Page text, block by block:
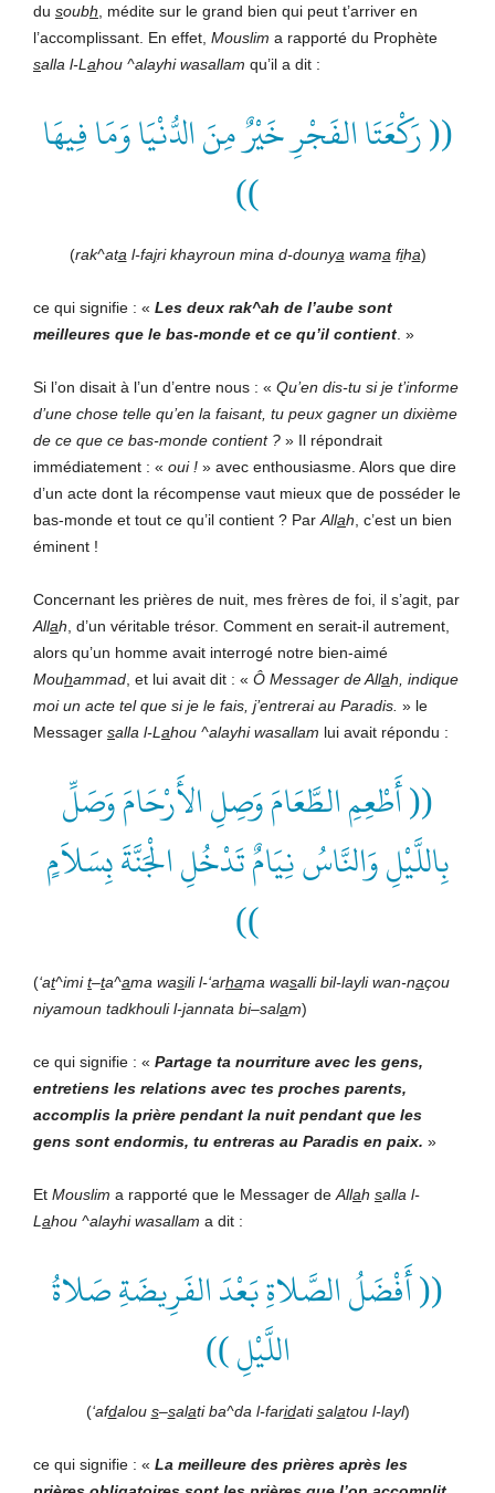
du soubh , médite sur le grand bien qui peut t’arriver en
l’accomplissant. En effet, Mouslim a rapporté du Prophète
salla l-L ahou ^alayhi wasallam qu’il a dit :
(( رَكْعَتَا الفَجْرِ خَيْرٌ مِنَ الدُّنْيَا وَمَا فِيهَا
))
(rak^ata l-fajri khayroun mina d-dounya wama fiha)
ce qui signifie : « Les deux rak^ah de l’aube sont
meilleures que le bas-monde et ce qu’il contient . »
Si l’on disait à l’un d’entre nous : « Qu’en dis-tu si je t’informe
d’une chose telle qu’en la faisant, tu peux gagner un dixième
de ce que ce bas-monde contient ? » Il répondrait
immédiatement : « oui ! » avec enthousiasme. Alors que dire
d’un acte dont la récompense vaut mieux que de posséder le
bas-monde et tout ce qu’il contient ? Par Allah , c’est un bien
éminent !
Concernant les prières de nuit, mes frères de foi, il s’agit, par
Allah , d’un véritable trésor. Comment en serait-il autrement,
alors qu’un homme avait interrogé notre bien-aimé
Mouhammad , et lui avait dit : « Ô Messager de Allah, indique
moi un acte telque si je le fais, j’entrerai au Paradis. » le
Messager salla l-L ahou ^alayhi wasallam lui avait répondu :
(( أَطْعِمِ الطَّعَامَ وَصِلِ الأَرْحَامَ وَصَلِّ
بِاللَّيْلِ وَالنَّاسُ نِيَامٌ تَدْخُلِ الْجَنَّةَ بِسَلاَمٍ
))
(‘at^imit–ta^ama wasili l-‘arhama wasalli bil-layli wan-naçou
niyamoun tadkhouli l-jannata bi–salam)
ce qui signifie : « Partage ta nourriture avec les gens,
entretiens les relations avec tes proches parents,
accomplis la prière pendant la nuit pendant que les
gens sont endormis, tu entreras au Paradis en paix. »
Et Mouslim a rapporté que le Messager de Allah salla l-
L ahou ^alayhi wasallam a dit :
(( أَفْضَلُ الصَّلاةِ بَعْدَ الفَرِيضَةِ صَلاةُ
اللَّيْلِ ))
(‘afdalou s–salati ba^da l-faridatisalatou l-layl)
ce qui signifie : « La meilleure des prières après les